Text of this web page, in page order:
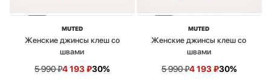
MUTED
Женские джинсы клеш со
швами
5 990₽4 193₽30%
MUTED
Женские джинсы клеш со
швами
5 990₽4 193₽30%